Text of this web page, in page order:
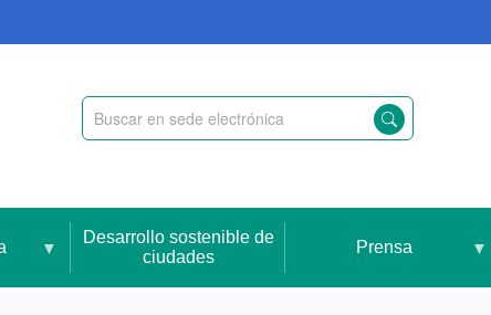
Desarrollo sostenible de
ciudades
Prensa